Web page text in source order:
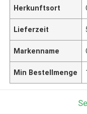
Herkunftsort
Lieferzeit
Markenname
Min Bestellmenge